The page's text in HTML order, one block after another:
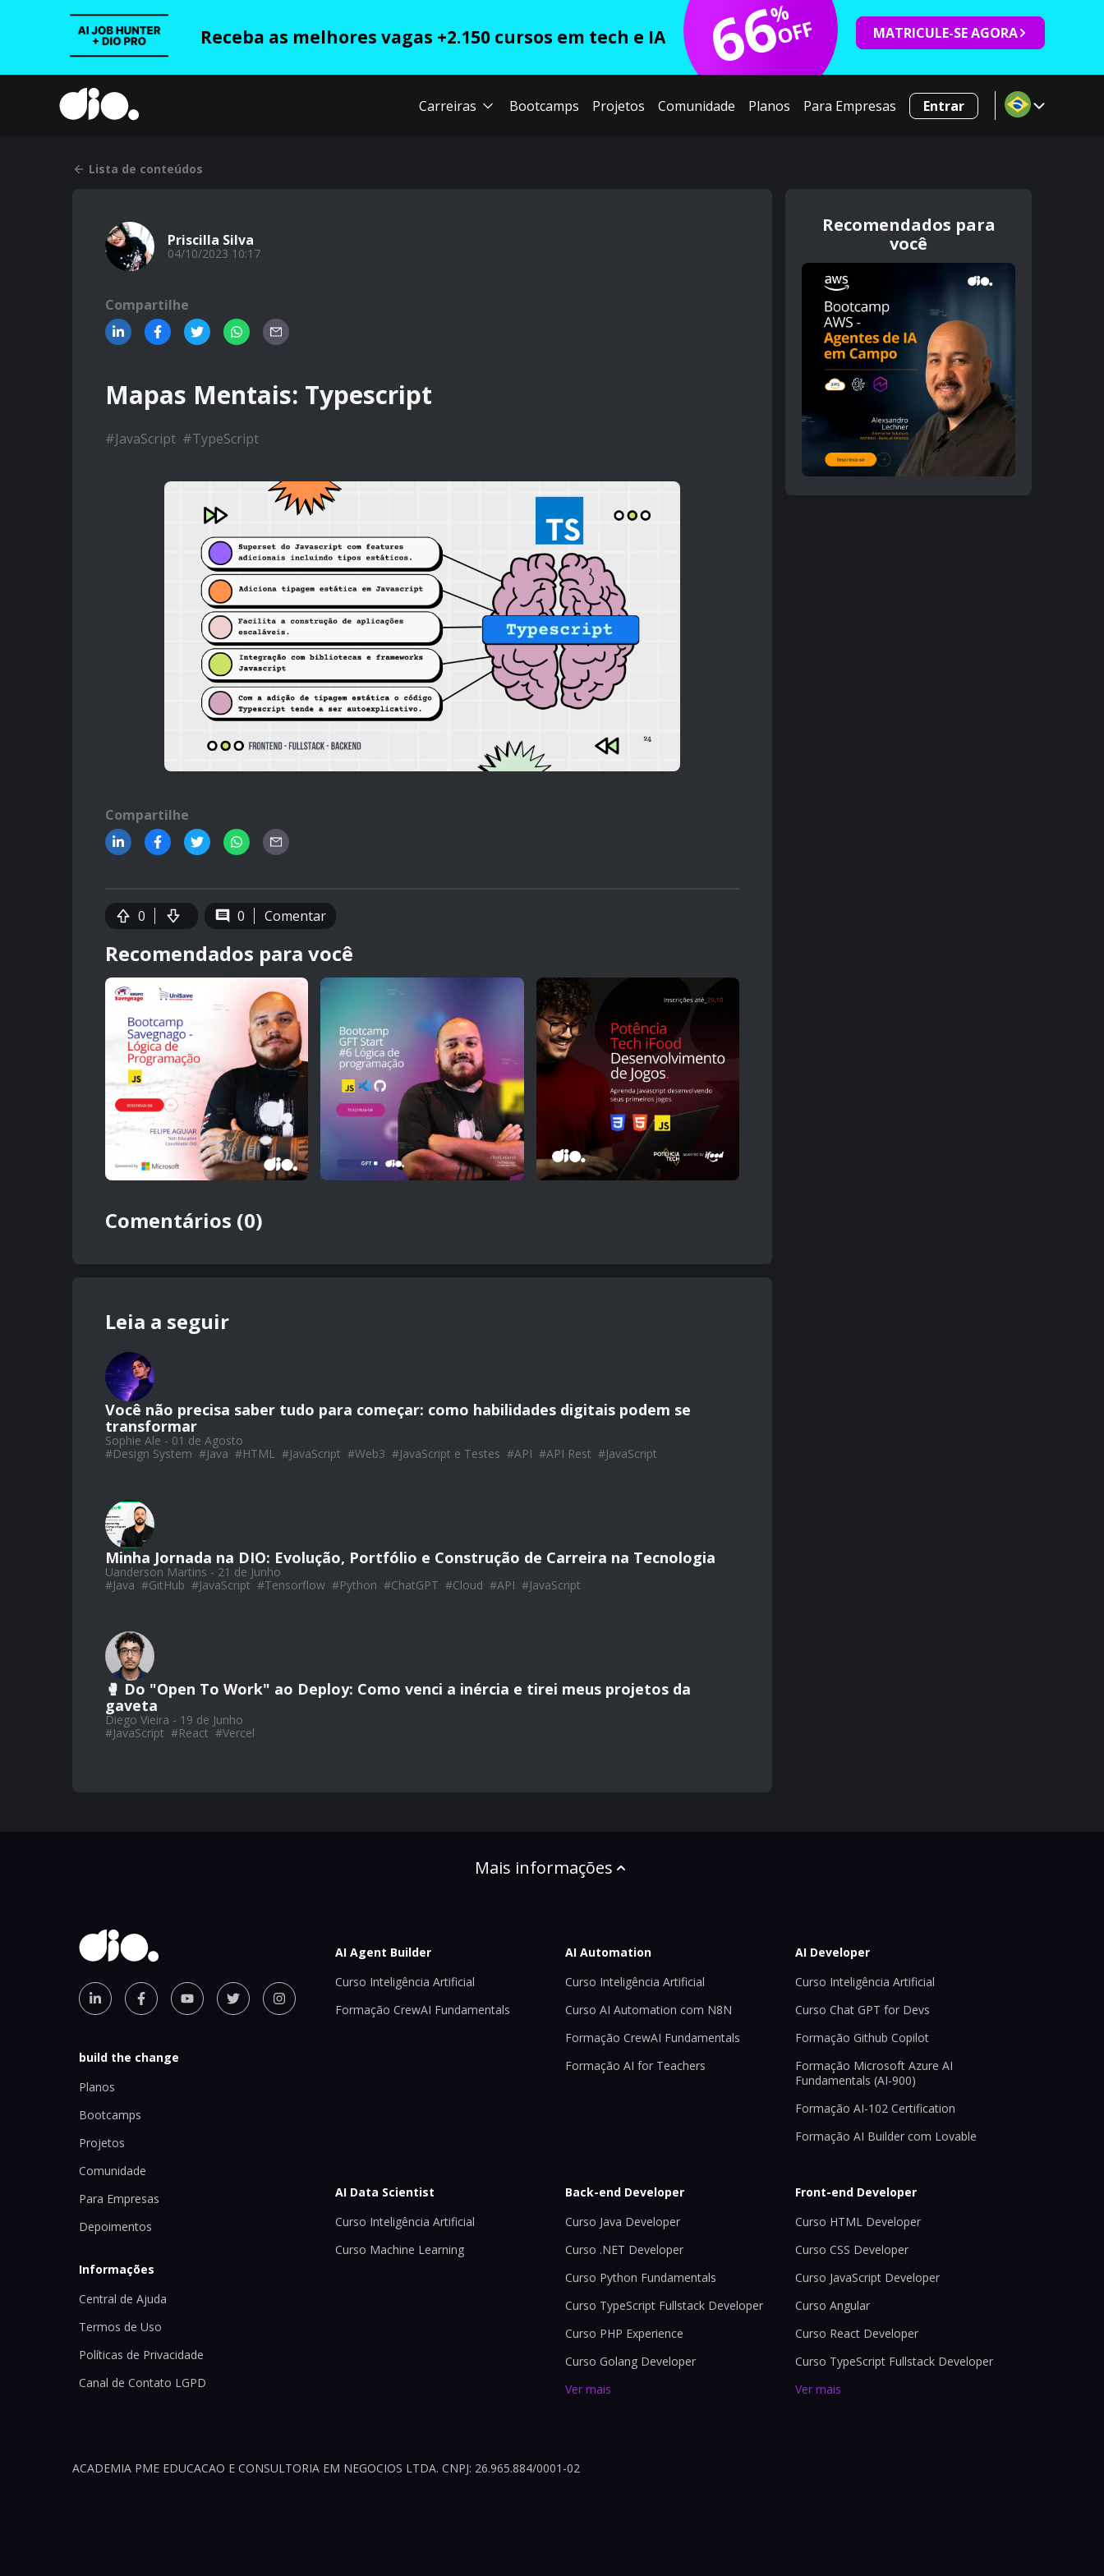
Receba as melhores vagas +2.150 cursos em tech e IA 66
%
OFF MATRICULE-SE AGORA
Carreiras Bootcamps Projetos Comunidade Planos Para Empresas Entrar
Lista de conteúdos
Priscilla Silva
04/10/2023 10:17
Compartilhe
Mapas Mentais: Typescript
#JavaScript #TypeScript
Compartilhe
0 0 Comentar
Recomendados para você
Comentários (0)
Leia a seguir
Você não precisa saber tudo para começar: como habilidades digitais podem se
transformar
Sophie Ale - 01 de Agosto
#Design System #Java #HTML #JavaScript #Web3 #JavaScript e Testes #API #API Rest #JavaScript
Minha Jornada na DIO: Evolução, Portfólio e Construção de Carreira na Tecnologia
Uanderson Martins - 21 de Junho
#Java #GitHub #JavaScript #Tensorflow #Python #ChatGPT #Cloud #API #JavaScript
🥊 Do "Open To Work" ao Deploy: Como venci a inércia e tirei meus projetos da
gaveta
Diego Vieira - 19 de Junho
#JavaScript #React #Vercel
Recomendados para
você
Mais informações
build the change
Planos
Bootcamps
Projetos
Comunidade
Para Empresas
Depoimentos
Informações
Central de Ajuda
Termos de Uso
Políticas de Privacidade
Canal de Contato LGPD
AI Agent Builder
Curso Inteligência Artificial
Formação CrewAI Fundamentals
AI Automation
Curso Inteligência Artificial
Curso AI Automation com N8N
Formação CrewAI Fundamentals
Formação AI for Teachers
AI Developer
Curso Inteligência Artificial
Curso Chat GPT for Devs
Formação Github Copilot
Formação Microsoft Azure AI
Fundamentals (AI-900)
Formação AI-102 Certification
Formação AI Builder com Lovable
AI Data Scientist
Curso Inteligência Artificial
Curso Machine Learning
Back-end Developer
Curso Java Developer
Curso .NET Developer
Curso Python Fundamentals
Curso TypeScript Fullstack Developer
Curso PHP Experience
Curso Golang Developer
Ver mais
Front-end Developer
Curso HTML Developer
Curso CSS Developer
Curso JavaScript Developer
Curso Angular
Curso React Developer
Curso TypeScript Fullstack Developer
Ver mais
ACADEMIA PME EDUCACAO E CONSULTORIA EM NEGOCIOS LTDA. CNPJ: 26.965.884/0001-02